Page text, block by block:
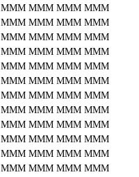
MMM MMM MMM MMM
MMM MMM MMM MMM
MMM MMM MMM MMM
MMM MMM MMM MMM
MMM MMM MMM MMM
MMM MMM MMM MMM
MMM MMM MMM MMM
MMM MMM MMM MMM
MMM MMM MMM MMM
MMM MMM MMM MMM
MMM MMM MMM MMM
MMM MMM MMM MMM